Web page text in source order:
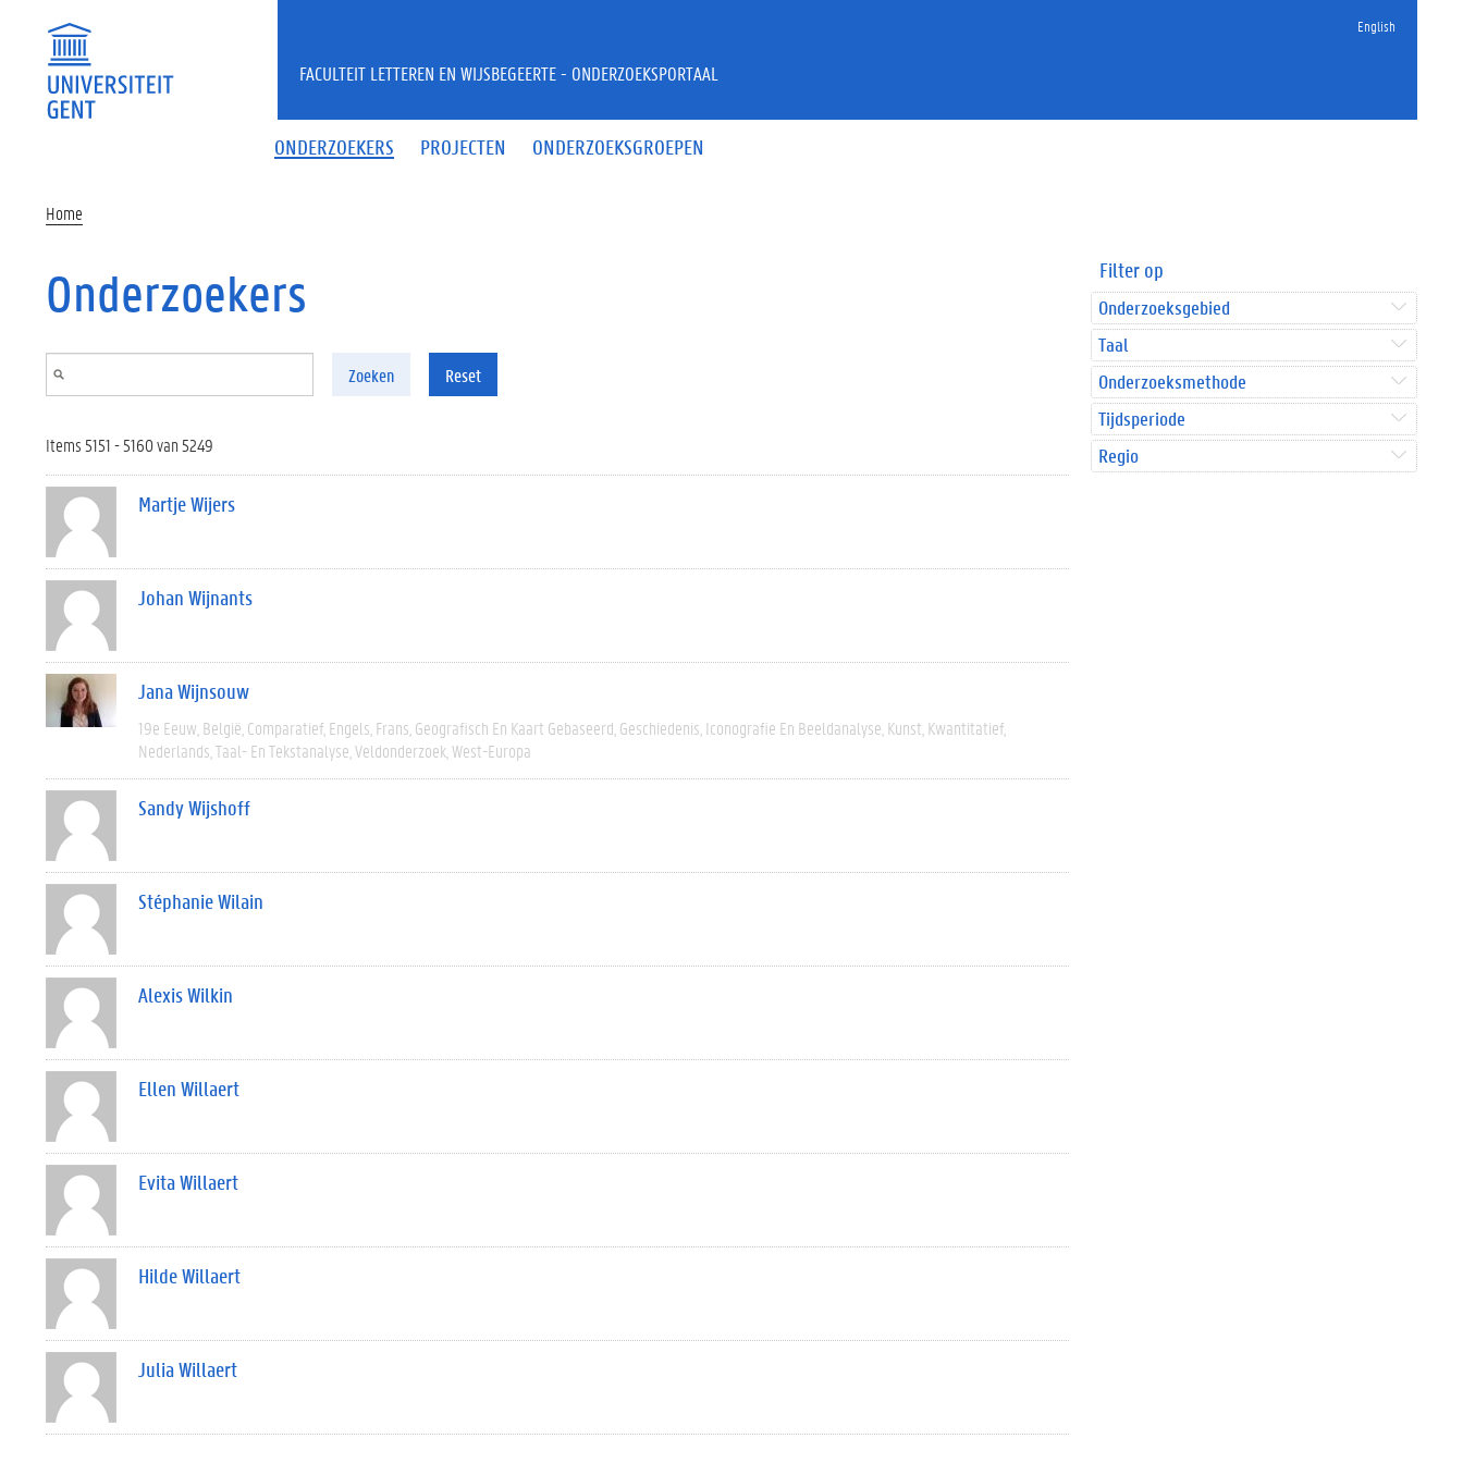
English
ONDERZOEKERS PROJECTEN ONDERZOEKSGROEPEN
FACULTEIT LETTEREN EN WIJSBEGEERTE - ONDERZOEKSPORTAAL
Home
Onderzoekers
Zoeken Reset
Items 5151 - 5160 van 5249
Martje Wijers
Johan Wijnants
Jana Wijnsouw
19e Eeuw België Comparatief Engels Frans Geografisch En Kaart Gebaseerd Geschiedenis Iconografie En Beeldanalyse Kunst Kwantitatief
Nederlands Taal- En Tekstanalyse Veldonderzoek West-Europa
Sandy Wijshoff
Stéphanie Wilain
Alexis Wilkin
Ellen Willaert
Evita Willaert
Hilde Willaert
Julia Willaert
Filter op
Onderzoeksgebied
Taal
Onderzoeksmethode
Tijdsperiode
Regio